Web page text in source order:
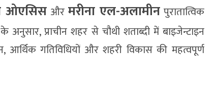
ओएसिस और मरीना एल-अलामीन पुरातात्विक
प्राचीन शहर से चौथी शताब्दी में बाइजेन्टाइन
गतिविधियों और शहरी विकास की महत्वपूर्ण